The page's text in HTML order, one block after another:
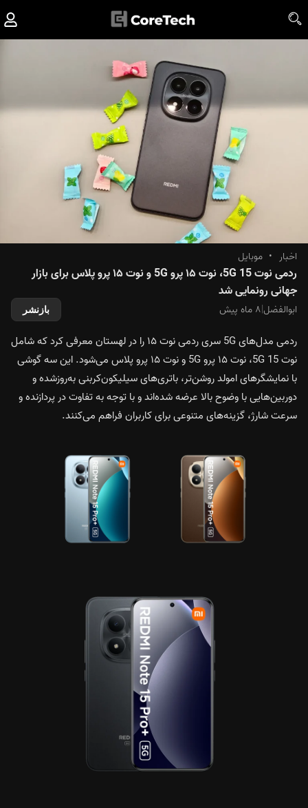
اخبار • موبایل
ردمی نوت 15 5G، نوت ۱۵ پرو 5G و نوت ۱۵ پرو پلاس برای بازار
جهانی رونمایی شد
ابوالفضل|۸ ماه پیش بازنشر
ردمی مدل‌های 5G سری ردمی نوت ۱۵ را در لهستان معرفی کرد که شامل
نوت 15 5G، نوت ۱۵ پرو 5G و نوت ۱۵ پرو پلاس می‌شود. این سه گوشی
با نمایشگرهای امولد روشن‌تر، باتری‌های سیلیکون‌کربنی به‌روزشده و
دوربین‌هایی با وضوح بالا عرضه شده‌اند و با توجه به تفاوت در پردازنده و
سرعت شارژ، گزینه‌های متنوعی برای کاربران فراهم می‌کنند.